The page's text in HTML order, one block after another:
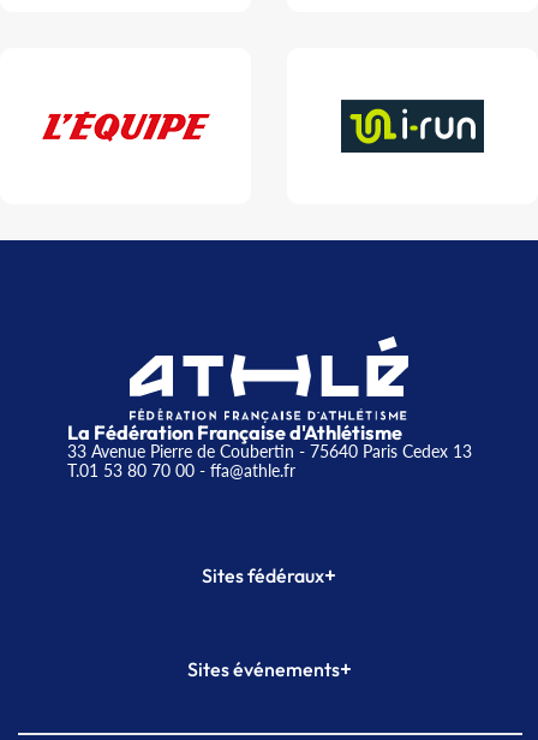
La Fédération Française d'Athlétisme
33 Avenue Pierre de Coubertin - 75640 Paris Cedex 13
T.01 53 80 70 00- ffa@athle.fr
Sites fédéraux+
Plateforme Formation
Sites événements+